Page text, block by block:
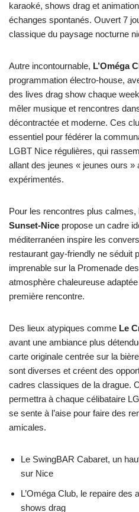
karaoké, shows drag et
échanges spontanés. Ouvert 7
classique du paysage nocturne
Autre incontournable, L’Oméga
programmation électro-house,
des lives drag show chaque
mêler musique et rencontres
décontractée et moderne. Ces
essentiel pour fédérer la
LGBT Nice régulières, qui
allant des jeunes « jeunes ours »
expérimentés.
Pour les rencontres plus
Sunset-Nice propose un cadre
méditerranéen inspire les
restaurant gay-friendly ne séduit
imprenable sur la Promenade
atmosphère chaleureuse
première rencontre.
Des lieux atypiques comme Le
avant une ambiance plus
carte originale centrée sur la
sont diverses et créent des
cadres classiques de la drague.
permettra à chaque célibataire
se sente à l’aise pour faire des
amicales.
Le SwingBAR Cabaret, un
sur Nice
L’Oméga Club, le repaire des
shows drag